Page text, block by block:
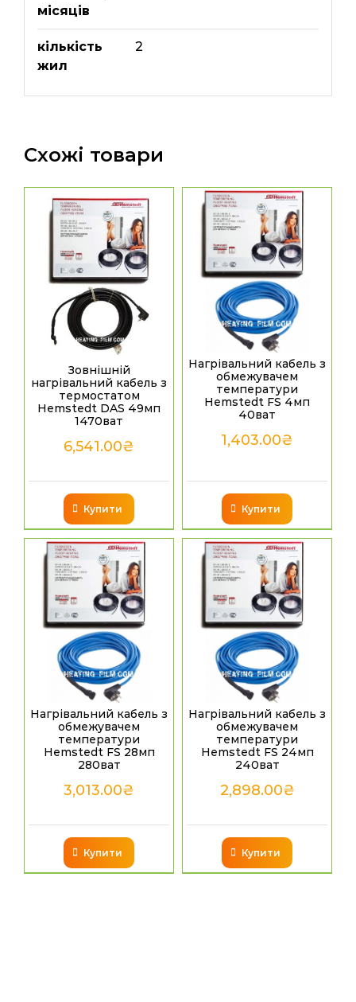
місяців
кількість
жил
2
Схожі товари
Зовнішній
нагрівальний кабель з
термостатом
Hemstedt DAS 49мп
1470ват
6,541.00₴
Купити
Нагрівальний кабель з
обмежувачем
температури
Hemstedt FS 4мп
40ват
1,403.00₴
Купити
Нагрівальний кабель з
обмежувачем
температури
Hemstedt FS 28мп
280ват
3,013.00₴
Купити
Нагрівальний кабель з
обмежувачем
температури
Hemstedt FS 24мп
240ват
2,898.00₴
Купити